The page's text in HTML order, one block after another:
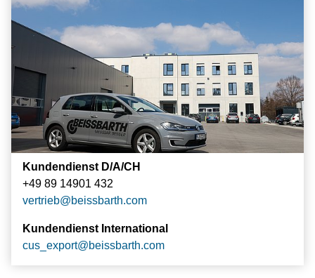
Kundendienst D/A/CH
+49 89 14901 432
vertrieb@beissbarth.com
Kundendienst International
cus_export@beissbarth.com